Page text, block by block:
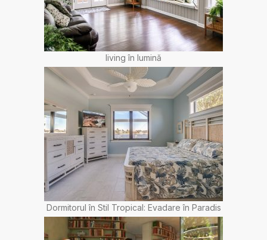
living în lumină
Dormitorul în Stil Tropical: Evadare în Paradis